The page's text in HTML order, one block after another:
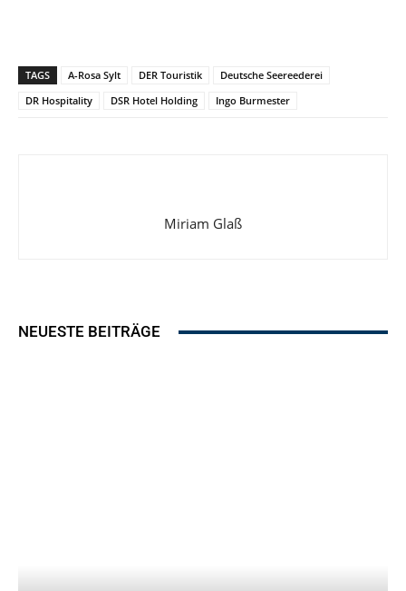
TAGS A-Rosa Sylt DER Touristik
Deutsche Seereederei
DR Hospitality
DSR Hotel Holding Ingo Burmester
Miriam Glaß
NEUESTE BEITRÄGE